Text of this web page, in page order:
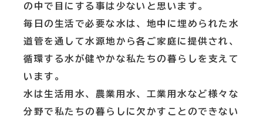
の中で目にする事は少ないと思います。
毎日の生活で必要な水は、地中に埋められた水
道管を通して水源地から各ご家庭に提供され、
循環する水が健やかな私たちの暮らしを支えて
います。
水は生活用水、農業用水、工業用水など様々な
分野で私たちの暮らしに欠かすことのできない